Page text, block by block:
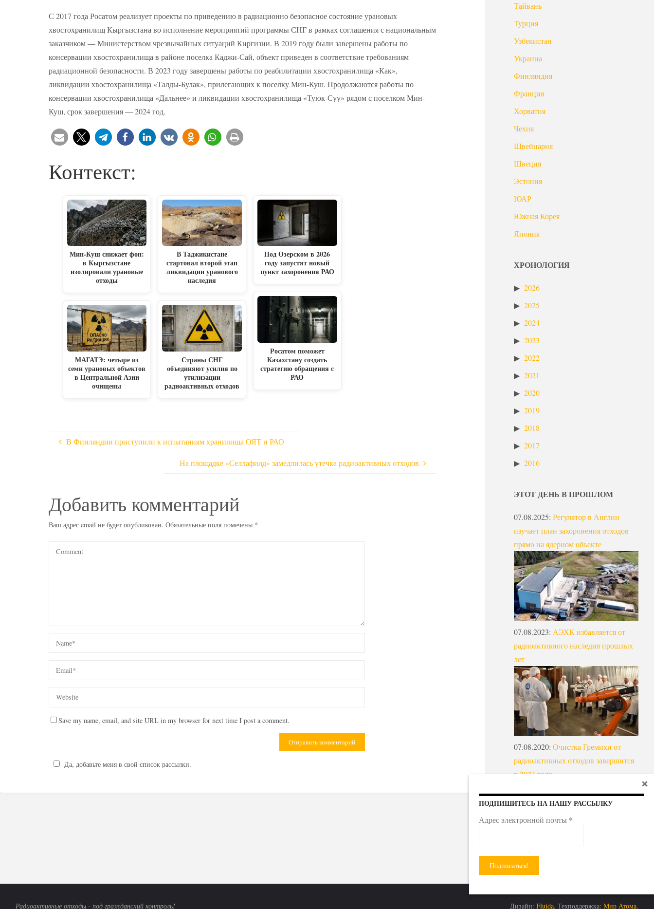
С 2017 года Росатом реализует проекты по приведению в радиационно безопасное состояние урановых
хвостохранилищ Кыргызстана во исполнение мероприятий программы СНГ в рамках соглашения с национальным
заказчиком — Министерством чрезвычайных ситуаций Киргизии. В 2019 году были завершены работы по
консервации хвостохранилища в районе поселка Каджи-Сай, объект приведен в соответствие требованиям
радиационной безопасности. В 2023 году завершены работы по реабилитации хвостохранилища «Как»,
ликвидации хвостохранилища «Талды-Булак», прилегающих к поселку Мин-Куш. Продолжаются работы по
консервации хвостохранилища «Дальнее» и ликвидации хвостохранилища «Туюк-Суу» рядом с поселком Мин-
Куш, срок завершения — 2024 год.
Контекст:
Мин-Куш снижает фон:
в Кыргызстане
изолировали урановые
отходы
МАГАТЭ: четыре из
семи урановых объектов
в Центральной Азии
очищены
В Таджикистане
стартовал второй этап
ликвидации уранового
наследия
Страны СНГ
объединяют усилия по
утилизации
радиоактивных отходов
Под Озерском в 2026
году запустят новый
пункт захоронения РАО
Росатом поможет
Казахстану создать
стратегию обращения с
РАО
В Финляндии приступили к испытаниям хранилища ОЯТ и РАО
На площадке «Селлафилд» замедлилась утечка радиоактивных отходов
Добавить комментарий
Ваш адрес email не будет опубликован. Обязательные поля помечены *
Save my name, email, and site URL in my browser for next time I post a comment.
Да, добавьте меня в свой список рассылки.
Тайвань
Турция
Узбекистан
Украина
Финляндия
Франция
Хорватия
Чехия
Швейцария
Швеция
Эстония
ЮАР
Южная Корея
Япония
ХРОНОЛОГИЯ
2026
2025
2024
2023
2022
2021
2020
2019
2018
2017
2016
ЭТОТ ДЕНЬ В ПРОШЛОМ
07.08.2025: Регулятор в Англии
изучает план захоронения отходов
прямо на ядерном объекте
07.08.2023: АЭХК избавляется от
радиоактивного наследия прошлых
лет
07.08.2020: Очистка Гремихи от
радиоактивных отходов завершится
в 2023 году
Радиоактивные отходы - под гражданский контроль! Дизайн: Fluida. Техподдержка: Мир Атома.
ПОДПИШИТЕСЬ НА НАШУ РАССЫЛКУ
Адрес электронной почты *